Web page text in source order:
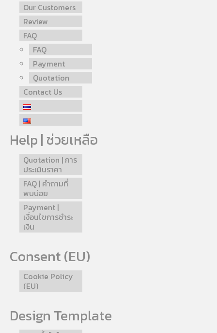
Our Customers
Review
FAQ
FAQ
Payment
Quotation
Contact Us
Help | ช่วยเหลือ
Quotation | การ
ประเมินราคา
FAQ | คำถามที่
พบบ่อย
Payment |
เงื่อนไขการชำระ
เงิน
Consent (EU)
Cookie Policy
(EU)
Design Template